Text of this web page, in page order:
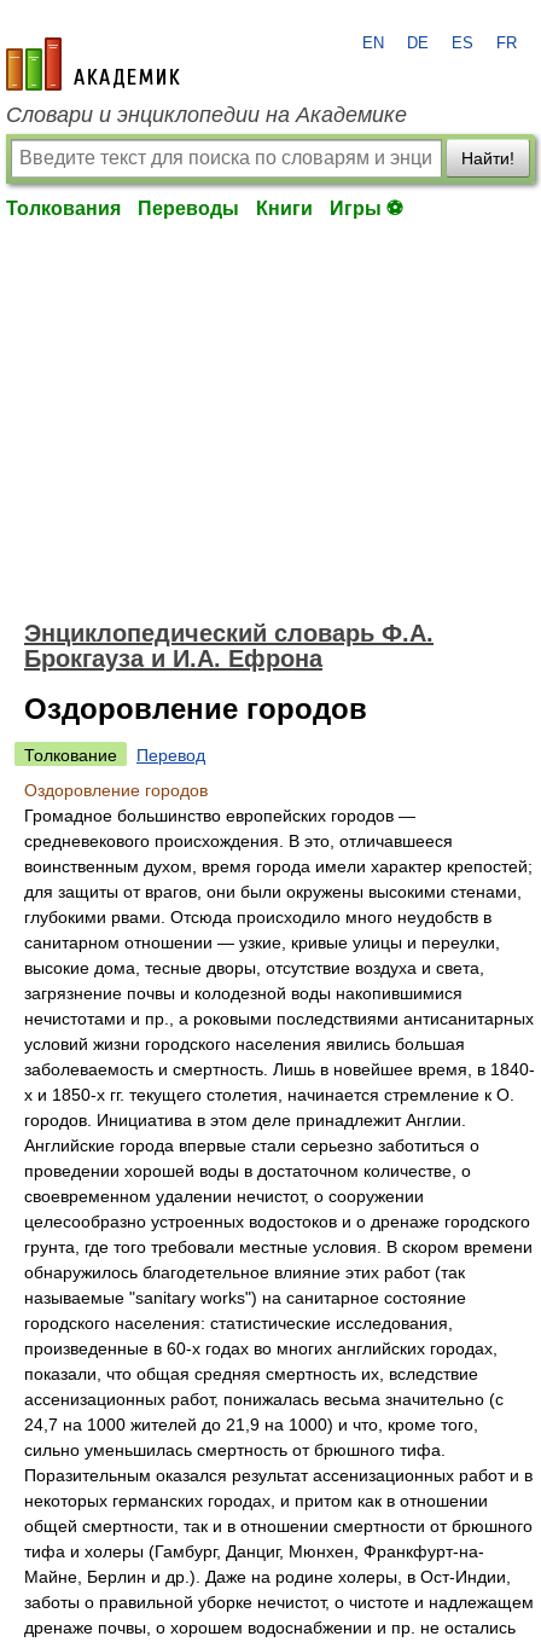
academic.ru
EN DE ES FR
Словари и энциклопедии на Академике
Найти!
Толкования Переводы Книги Игры ⚽
Энциклопедический словарь Ф.А.
Брокгауза и И.А. Ефрона
Оздоровление городов
Толкование
Перевод
Оздоровление городов
Громадное большинство европейских городов —
средневекового происхождения. В это, отличавшееся
воинственным духом, время города имели характер крепостей;
для защиты от врагов, они были окружены высокими стенами,
глубокими рвами. Отсюда происходило много неудобств в
санитарном отношении — узкие, кривые улицы и переулки,
высокие дома, тесные дворы, отсутствие воздуха и света,
загрязнение почвы и колодезной воды накопившимися
нечистотами и пр., а роковыми последствиями антисанитарных
условий жизни городского населения явились большая
заболеваемость и смертность. Лишь в новейшее время, в 1840-
х и 1850-х гг. текущего столетия, начинается стремление к О.
городов. Инициатива в этом деле принадлежит Англии.
Английские города впервые стали серьезно заботиться о
проведении хорошей воды в достаточном количестве, о
своевременном удалении нечистот, о сооружении
целесообразно устроенных водостоков и о дренаже городского
грунта, где того требовали местные условия. В скором времени
обнаружилось благодетельное влияние этих работ (так
называемые "sanitary works") на санитарное состояние
городского населения: статистические исследования,
произведенные в 60-х годах во многих английских городах,
показали, что общая средняя смертность их, вследствие
ассенизационных работ, понижалась весьма значительно (с
24,7 на 1000 жителей до 21,9 на 1000) и что, кроме того,
сильно уменьшилась смертность от брюшного тифа.
Поразительным оказался результат ассенизационных работ и в
некоторых германских городах, и притом как в отношении
общей смертности, так и в отношении смертности от брюшного
тифа и холеры (Гамбург, Данциг, Мюнхен, Франкфурт-на-
Майне, Берлин и др.). Даже на родине холеры, в Ост-Индии,
заботы о правильной уборке нечистот, о чистоте и надлежащем
дренаже почвы, о хорошем водоснабжении и пр. не остались